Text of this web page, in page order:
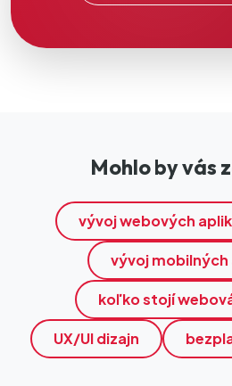
Mohlo by vás
vývoj webových
vývoj mobilných
koľko stojí
UX/UI dizajn